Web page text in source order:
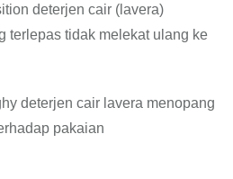
deterjen cair (lavera)
terlepas tidak melekat ulang ke
deterjen cair lavera menopang
pakaian